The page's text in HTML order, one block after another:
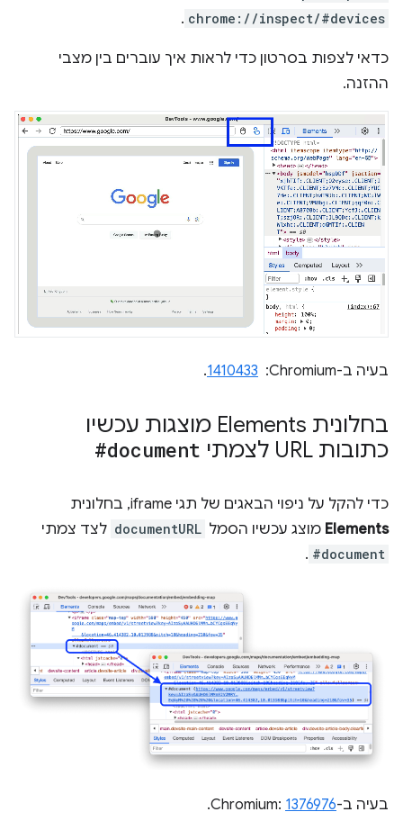
chrome://inspect/#devices
.
כדאי לצפות בסרטון כדי לראות איך עוברים בין מצבי
ההזנה.
בעיה ב-Chromium: ‏ 1410433
.
בחלונית Elements מוצגות עכשיו
כתובות URL לצמתי
#document
כדי להקל על ניפוי הבאגים של תגי iframe, בחלונית
Elements מוצג עכשיו הסמל documentURL לצד צמתי
#document
.
בעיה ב-Chromium:1376976
.